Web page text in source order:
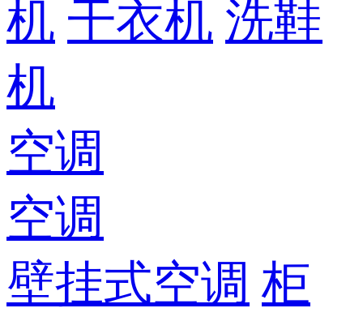
机 干衣机 洗鞋
机
空调
空调
壁挂式空调 柜